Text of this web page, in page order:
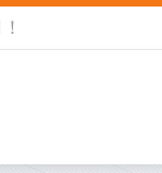
！